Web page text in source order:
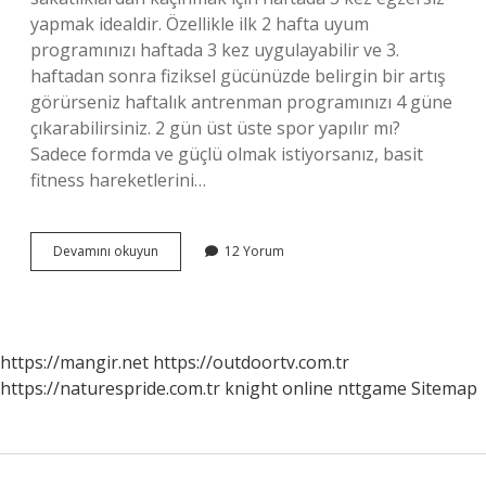
yapmak idealdir. Özellikle ilk 2 hafta uyum
programınızı haftada 3 kez uygulayabilir ve 3.
haftadan sonra fiziksel gücünüzde belirgin bir artış
görürseniz haftalık antrenman programınızı 4 güne
çıkarabilirsiniz. 2 gün üst üste spor yapılır mı?
Sadece formda ve güçlü olmak istiyorsanız, basit
fitness hareketlerini…
Devamını okuyun
Gün
12 Yorum
https://mangir.net https://outdoortv.com.tr
https://naturespride.com.tr knight online nttgame Sitemap